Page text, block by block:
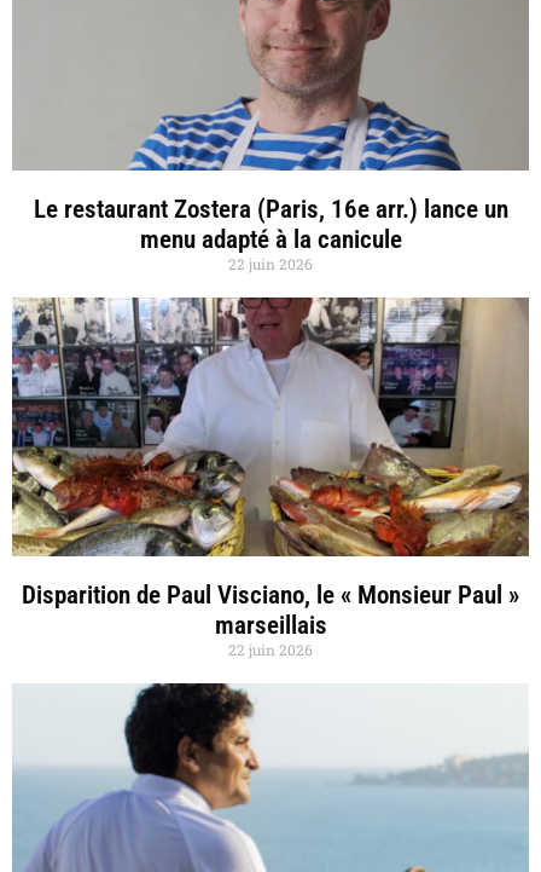
Le restaurant Zostera (Paris, 16e arr.) lance un
menu adapté à la canicule
22 juin 2026
Disparition de Paul Visciano, le « Monsieur Paul »
marseillais
22 juin 2026